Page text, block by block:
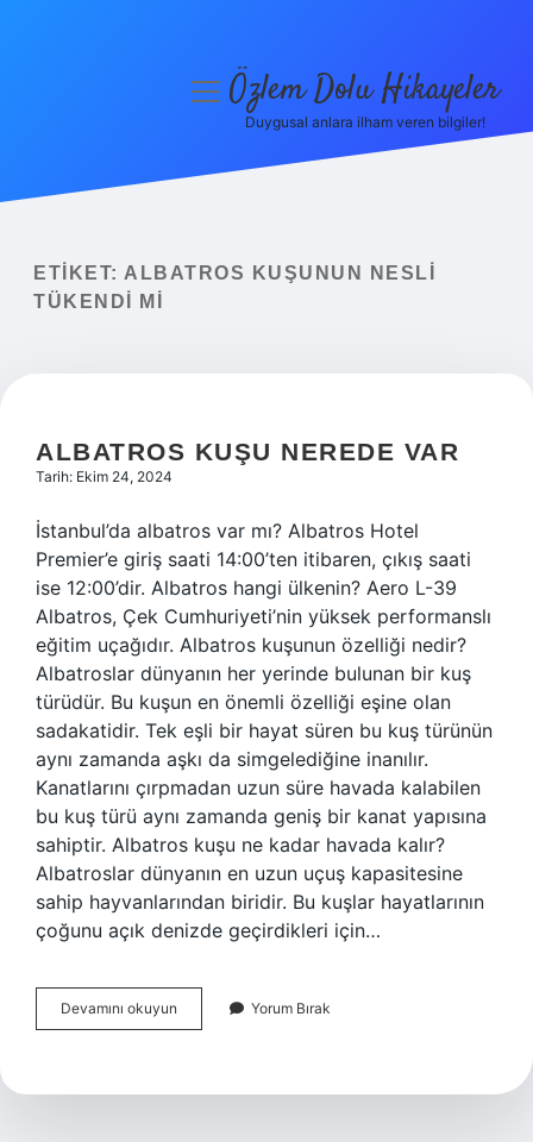
Yasal Uyarı
menüyüÖzlem Dolu Hikayeler
Duygusal anlara ilham veren bilgiler!
ETIKET: ALBATROS KUŞUNUN NESLI
TÜKENDI MI
ALBATROS KUŞU NEREDE VAR
Tarih: Ekim 24, 2024
İstanbul’da albatros var mı? Albatros Hotel
Premier’e giriş saati 14:00’ten itibaren, çıkış saati
ise 12:00’dir. Albatros hangi ülkenin? Aero L-39
Albatros, Çek Cumhuriyeti’nin yüksek performanslı
eğitim uçağıdır. Albatros kuşunun özelliği nedir?
Albatroslar dünyanın her yerinde bulunan bir kuş
türüdür. Bu kuşun en önemli özelliği eşine olan
sadakatidir. Tek eşli bir hayat süren bu kuş türünün
aynı zamanda aşkı da simgelediğine inanılır.
Kanatlarını çırpmadan uzun süre havada kalabilen
bu kuş türü aynı zamanda geniş bir kanat yapısına
sahiptir. Albatros kuşu ne kadar havada kalır?
Albatroslar dünyanın en uzun uçuş kapasitesine
sahip hayvanlarından biridir. Bu kuşlar hayatlarının
çoğunu açık denizde geçirdikleri için…
Devamını okuyun Albatros
Kuşu
Yorum Bırak